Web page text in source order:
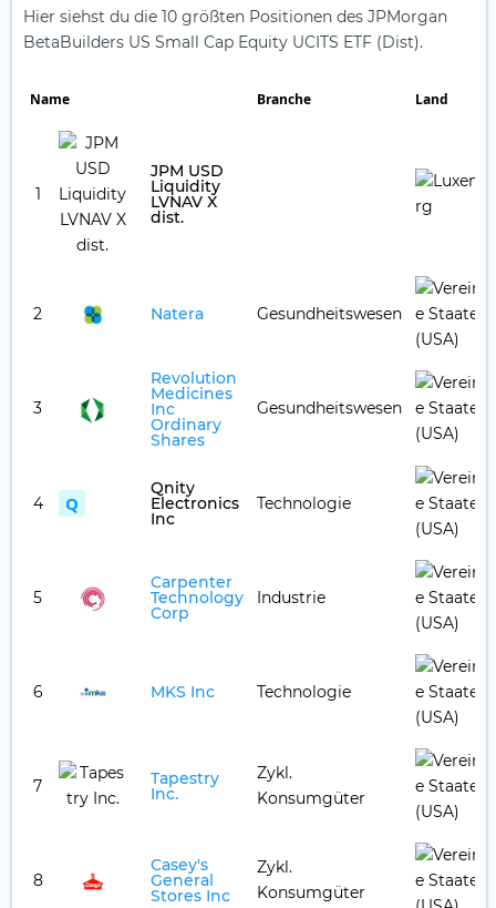
Hier siehst du die 10 größten Positionen des JPMorgan
BetaBuilders US Small Cap Equity UCITS ETF (Dist).
Name Branche Land
1
JPM USD
Liquidity
LVNAV X
dist.
2 Natera Gesundheitswesen
3
Revolution
Medicines
Inc
Ordinary
Shares
Gesundheitswesen
4 Q
Qnity
Electronics
Inc
Technologie
5
Carpenter
Technology
Corp
Industrie
6 MKS Inc Technologie
7 Tapestry
Inc.
Zykl.
Konsumgüter
8
Casey's
General
Stores Inc
Zykl.
Konsumgüter